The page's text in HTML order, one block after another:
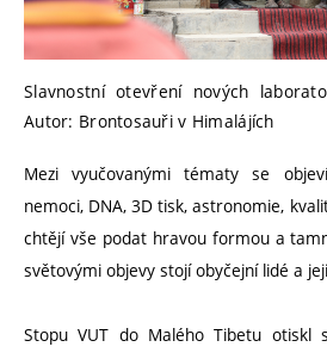
Slavnostní otevření nových
Autor: Brontosauři v Himalájích
Mezi vyučovanými tématy se
nemoci, DNA, 3D tisk, astronomie,
chtějí vše podat hravou formou a
světovými objevy stojí obyčejní lidé a
Stopu VUT do Malého Tibetu otiskl